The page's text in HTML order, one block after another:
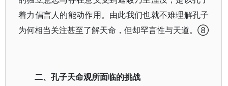
着力倡言人的能动作用。由此我们也就不难理解孔子
为何相当关注甚至了解天命，但却罕言性与天道。⑧
二、孔子天命观所面临的挑战